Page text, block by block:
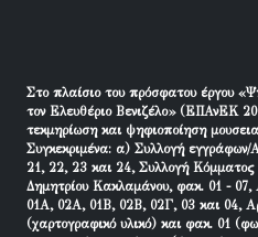
Στο πλαίσιο του πρόσφατου έργου
τον Ελευθέριο Βενιζέλο» (ΕΠΑνΕΚ
τεκμηρίωση και ψηφιοποίηση
Συγκεκριμένα: α) Συλλογή εγγράφων/
21, 22, 23 και 24, Συλλογή Κόμματος
Δημητρίου Κακλαμάνου, φακ. 01 -
01Α, 02Α, 01Β, 02Β, 02Γ, 03 και 04,
(χαρτογραφικό υλικό) και φακ. 01